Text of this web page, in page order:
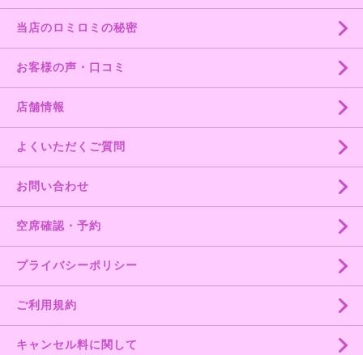
当店のロミロミの秘密
お客様の声・口コミ
店舗情報
よくいただくご質問
お問い合わせ
空席確認・予約
プライバシーポリシー
ご利用規約
キャンセル料に関して